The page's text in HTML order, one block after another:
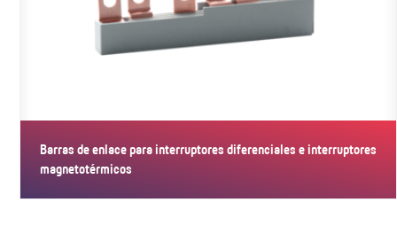
Barras de enlace para interruptores diferenciales e interruptores
magnetotérmicos
Las barras resultan adecuadas para la conexión de interruptores…